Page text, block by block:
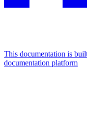
This documentation is
documentation platform